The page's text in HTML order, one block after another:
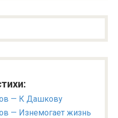
— К Дашкову
— Изнемогает жизнь